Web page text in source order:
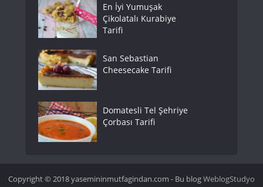
En İyi Yumuşak
Çikolatalı Kurabiye
Tarifi
San Sebastian
Cheesecake Tarifi
Domatesli Tel Şehriye
Çorbası Tarifi
Copyright © 2018 yasemininmutfagindan.com - Bu blogWeblogStudyo